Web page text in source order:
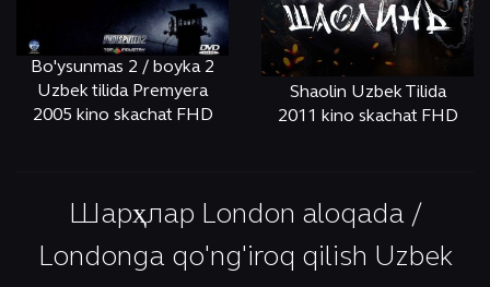
Bo'ysunmas 2 / boyka 2
Uzbek tilida Premyera
2005 kino skachat FHD
Shaolin Uzbek Tilida
2011 kino skachat FHD
Шарҳлар London aloqada /
Londonga qo'ng'iroq qilish Uzbek